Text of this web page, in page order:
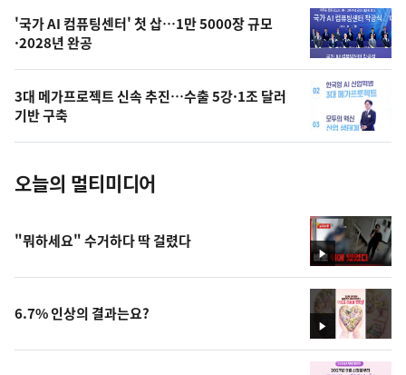
오
늘
의
사
진
'국가 AI 컴퓨팅센터' 첫 삽…1만 5000장 규모
·2028년 완공
3대 메가프로젝트 신속 추진…수출 5강·1조 달러
기반 구축
오늘의 멀티미디어
영
상
"뭐하세요" 수거하다 딱 걸렸다
영
상
6.7% 인상의 결과는요?